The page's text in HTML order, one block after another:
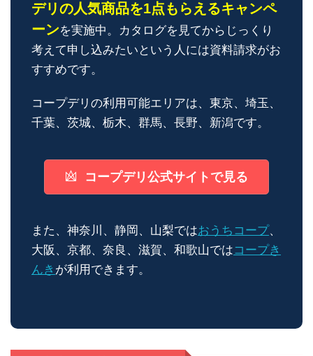
デリの人気商品を1点もらえるキャンペ
ーンを実施中。カタログを見てからじっくり
考えて申し込みたいという人には資料請求がお
すすめです。
コープデリの利用可能エリアは、東京、埼玉、
千葉、茨城、栃木、群馬、長野、新潟です。
コープデリ公式サイトで見る
また、神奈川、静岡、山梨ではおうちコープ、
大阪、京都、奈良、滋賀、和歌山ではコープき
んき が利用できます。